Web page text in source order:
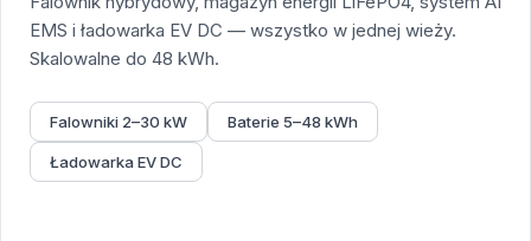
EMS i ładowarka EV DC — wszystko w jednej wieży.
Skalowalne do 48 kWh.
Falowniki 2–30 kW Baterie 5–48 kWh
Ładowarka EV DC